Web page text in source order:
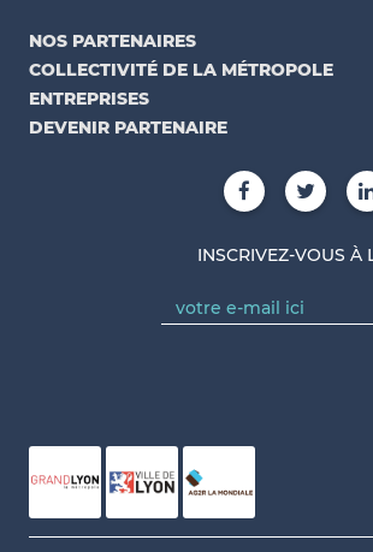
NOS PARTENAIRES
COLLECTIVITÉ DE LA MÉTROPOLE
ENTREPRISES
DEVENIR PARTENAIRE
INSCRIVEZ-VOUS À